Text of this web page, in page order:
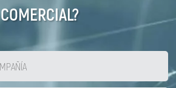
COMERCIAL?